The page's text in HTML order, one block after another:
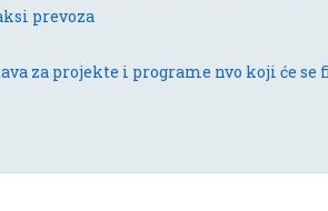
prevoza